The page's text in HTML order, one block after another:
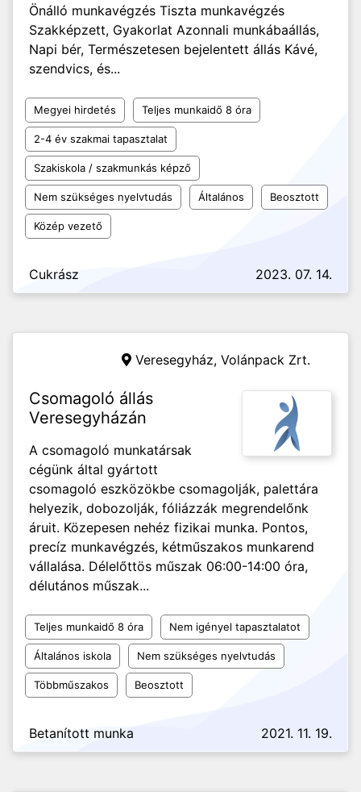
Önálló munkavégzés Tiszta munkavégzés
Szakképzett, Gyakorlat Azonnali munkábaállás,
Napi bér, Természetesen bejelentett állás Kávé,
szendvics, és...
Megyei hirdetés Teljes munkaidő 8 óra
2-4 év szakmai tapasztalat
Szakiskola / szakmunkás képző
Nem szükséges nyelvtudás Általános Beosztott
Közép vezető
Cukrász 2023. 07. 14.
Veresegyház, Volánpack Zrt.
Csomagoló állás
Veresegyházán
A csomagoló munkatársak
cégünk által gyártott
csomagoló eszközökbe csomagolják, palettára
helyezik, dobozolják, fóliázzák megrendelőnk
áruit. Közepesen nehéz fizikai munka. Pontos,
precíz munkavégzés, kétműszakos munkarend
vállalása. Délelőttös műszak 06:00-14:00 óra,
délutános műszak...
Teljes munkaidő 8 óra Nem igényel tapasztalatot
Általános iskola Nem szükséges nyelvtudás
Többműszakos Beosztott
Betanított munka 2021. 11. 19.